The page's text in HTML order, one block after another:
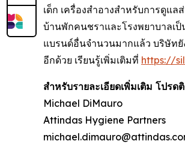
เด็ก เครื่องสำอางสำหรับการดู
บ้านพักคนชราและโรงพยาบาลเ
แบรนด์อื่นจำนวนมากแล้ว บริษัท
อีกด้วย เรียนรู้เพิ่มเติมที่ https://
สำหรับรายละเอียดเพิ่มเติม โปรด
Michael DiMauro
Attindas Hygiene Partners